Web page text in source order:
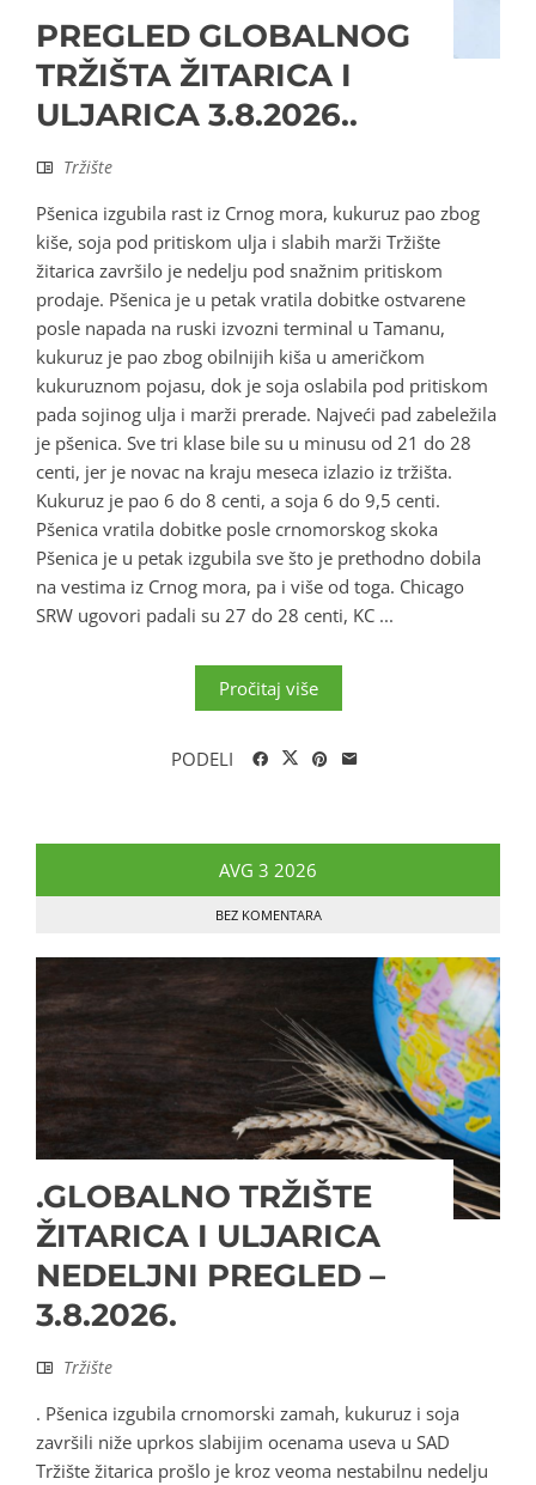
PREGLED GLOBALNOG
TRŽIŠTA ŽITARICA I
ULJARICA 3.8.2026..
Tržište
Pšenica izgubila rast iz Crnog mora, kukuruz pao zbog
kiše, soja pod pritiskom ulja i slabih marži Tržište
žitarica završilo je nedelju pod snažnim pritiskom
prodaje. Pšenica je u petak vratila dobitke ostvarene
posle napada na ruski izvozni terminal u Tamanu,
kukuruz je pao zbog obilnijih kiša u američkom
kukuruznom pojasu, dok je soja oslabila pod pritiskom
pada sojinog ulja i marži prerade. Najveći pad zabeležila
je pšenica. Sve tri klase bile su u minusu od 21 do 28
centi, jer je novac na kraju meseca izlazio iz tržišta.
Kukuruz je pao 6 do 8 centi, a soja 6 do 9,5 centi.
Pšenica vratila dobitke posle crnomorskog skoka
Pšenica je u petak izgubila sve što je prethodno dobila
na vestima iz Crnog mora, pa i više od toga. Chicago
SRW ugovori padali su 27 do 28 centi, KC ...
Pročitaj više
PODELI
AVG 3 2026
BEZ KOMENTARA
.GLOBALNO TRŽIŠTE
ŽITARICA I ULJARICA
NEDELJNI PREGLED –
3.8.2026.
Tržište
. Pšenica izgubila crnomorski zamah, kukuruz i soja
završili niže uprkos slabijim ocenama useva u SAD
Tržište žitarica prošlo je kroz veoma nestabilnu nedelju